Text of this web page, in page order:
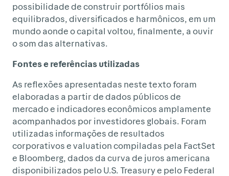
possibilidade de construir portfólios mais
equilibrados, diversificados e harmônicos, em um
mundo aonde o capital voltou, finalmente, a ouvir
o som das alternativas.
Fontes e referências utilizadas
As reflexões apresentadas neste texto foram
elaboradas a partir de dados públicos de
mercado e indicadores econômicos amplamente
acompanhados por investidores globais. Foram
utilizadas informações de resultados
corporativos e valuation compiladas pela FactSet
e Bloomberg, dados da curva de juros americana
disponibilizados pelo U.S. Treasury e pelo Federal